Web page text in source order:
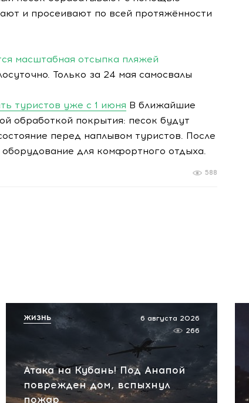
и просеивают по всей протяжённости
масштабная отсыпка пляжей
Только за 24 мая самосвалы
туристов уже с 1 июня В ближайшие
обработкой покрытия: песок будут
перед наплывом туристов. После
для комфортного отдыха.
588
Атака на Кубань! Под Анапой
поврежден дом, вспыхнул
пожар
6 августа 2026
266
ЖИЗНЬ